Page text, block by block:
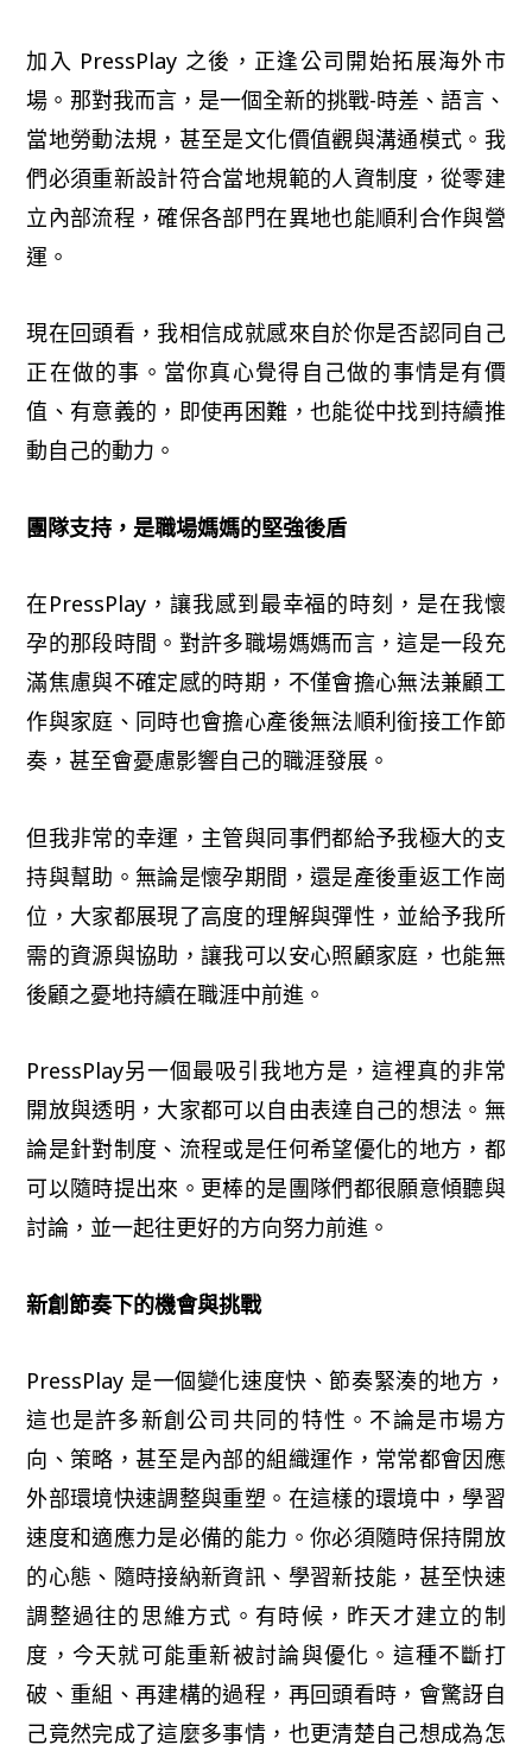
加入 PressPlay 之後，正逢公司開始拓展海外市
場。那對我而言，是一個全新的挑戰-時差、語言、
當地勞動法規，甚至是文化價值觀與溝通模式。我
們必須重新設計符合當地規範的人資制度，從零建
立內部流程，確保各部門在異地也能順利合作與營
運。
現在回頭看，我相信成就感來自於你是否認同自己
正在做的事。當你真心覺得自己做的事情是有價
值、有意義的，即使再困難，也能從中找到持續推
動自己的動力。
團隊支持，是職場媽媽的堅強後盾
在PressPlay，讓我感到最幸福的時刻，是在我懷
孕的那段時間。對許多職場媽媽而言，這是一段充
滿焦慮與不確定感的時期，不僅會擔心無法兼顧工
作與家庭、同時也會擔心產後無法順利銜接工作節
奏，甚至會憂慮影響自己的職涯發展。
但我非常的幸運，主管與同事們都給予我極大的支
持與幫助。無論是懷孕期間，還是產後重返工作崗
位，大家都展現了高度的理解與彈性，並給予我所
需的資源與協助，讓我可以安心照顧家庭，也能無
後顧之憂地持續在職涯中前進。
PressPlay另一個最吸引我地方是，這裡真的非常
開放與透明，大家都可以自由表達自己的想法。無
論是針對制度、流程或是任何希望優化的地方，都
可以隨時提出來。更棒的是團隊們都很願意傾聽與
討論，並一起往更好的方向努力前進。
新創節奏下的機會與挑戰
PressPlay 是一個變化速度快、節奏緊湊的地方，
這也是許多新創公司共同的特性。不論是市場方
向、策略，甚至是內部的組織運作，常常都會因應
外部環境快速調整與重塑。在這樣的環境中，學習
速度和適應力是必備的能力。你必須隨時保持開放
的心態、隨時接納新資訊、學習新技能，甚至快速
調整過往的思維方式。有時候，昨天才建立的制
度，今天就可能重新被討論與優化。這種不斷打
破、重組、再建構的過程，再回頭看時，會驚訝自
己竟然完成了這麼多事情，也更清楚自己想成為怎